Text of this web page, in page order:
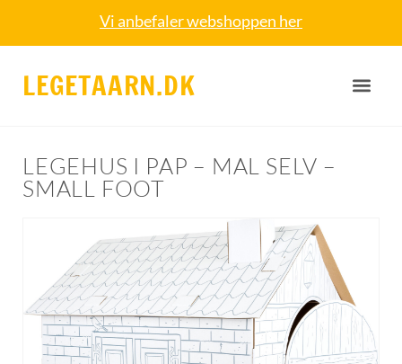
Vi anbefaler webshoppen her
LEGETAARN.DK
LEGEHUS I PAP – MAL SELV –
SMALL FOOT